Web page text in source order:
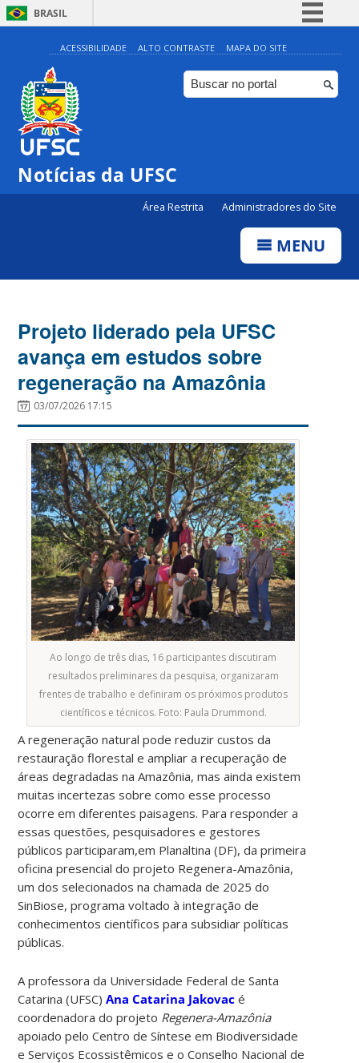
BRASIL
Simplifique!
Comunica BR
Participe
ACESSIBILIDADE ALTO CONTRASTE MAPA DO SITE
Notícias da UFSC
Área Restrita Administradores do Site
MENU
Projeto liderado pela UFSC
avança em estudos sobre
regeneração na Amazônia
03/07/2026 17:15
Ao longo de três dias, 16 participantes discutiram
resultados preliminares da pesquisa, organizaram
frentes de trabalho e definiram os próximos produtos
científicos e técnicos. Foto: Paula Drummond.
A regeneração natural pode reduzir custos da
restauração florestal e ampliar a recuperação de
áreas degradadas na Amazônia, mas ainda existem
muitas incertezas sobre como esse processo
ocorre em diferentes paisagens. Para responder a
essas questões, pesquisadores e gestores
públicos participaram,em Planaltina (DF), da primeira
oficina presencial do projeto Regenera-Amazônia,
um dos selecionados na chamada de 2025 do
SinBiose, programa voltado à integração de
conhecimentos científicos para subsidiar políticas
públicas.
A professora da Universidade Federal de Santa
Catarina (UFSC)Ana Catarina Jakovac é
coordenadora do projeto Regenera-Amazônia
apoiado pelo Centro de Síntese em Biodiversidade
e Serviços Ecossistêmicos e o Conselho Nacional de